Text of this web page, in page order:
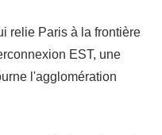
relie Paris à la frontière
EST, une
l'agglomération